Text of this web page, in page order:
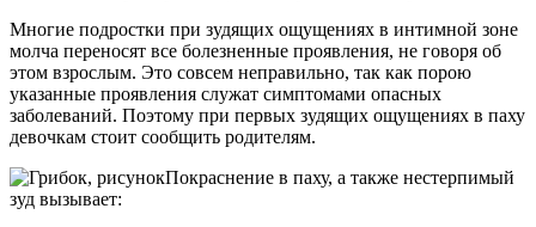
Многие подростки при зудящих ощущениях в интимной зоне
молча переносят все болезненные проявления, не говоря об
этом взрослым. Это совсем неправильно, так как порою
указанные проявления служат симптомами опасных
заболеваний. Поэтому при первых зудящих ощущениях в паху
девочкам стоит сообщить родителям.
Покраснение в паху, а также нестерпимый
зуд вызывает: